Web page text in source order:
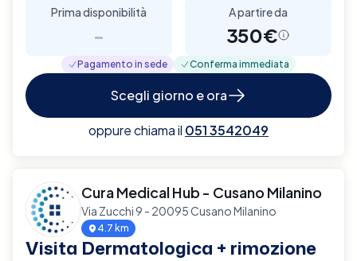
Prima disponibilità
-
A partire da
350€
Pagamento in sede Conferma immediata
Scegli giorno e ora
oppure chiama il 051 3542049
Cura Medical Hub - Cusano Milanino
Via Zucchi 9 - 20095 Cusano Milanino
4.7 km
Visita Dermatologica + rimozione